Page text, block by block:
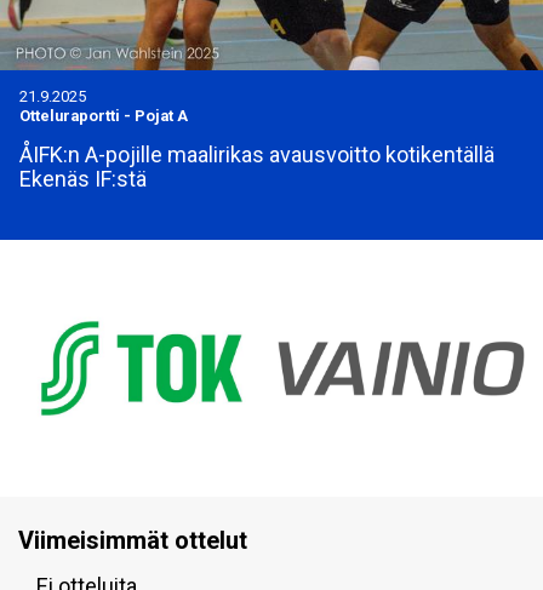
21.9.2025
Otteluraportti - Pojat A
ÅIFK:n A-pojille maalirikas avausvoitto kotikentällä
Ekenäs IF:stä
Viimeisimmät ottelut